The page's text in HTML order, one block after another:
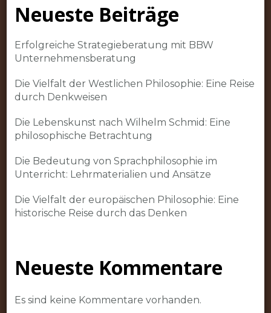
Neueste Beiträge
Erfolgreiche Strategieberatung mit BBW
Unternehmensberatung
Die Vielfalt der Westlichen Philosophie: Eine Reise
durch Denkweisen
Die Lebenskunst nach Wilhelm Schmid: Eine
philosophische Betrachtung
Die Bedeutung von Sprachphilosophie im
Unterricht: Lehrmaterialien und Ansätze
Die Vielfalt der europäischen Philosophie: Eine
historische Reise durch das Denken
Neueste Kommentare
Es sind keine Kommentare vorhanden.